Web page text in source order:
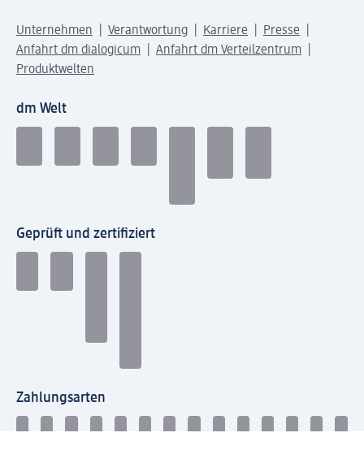
Unternehmen Verantwortung Karriere
Presse
Anfahrt dm dialogicum
Anfahrt dm Verteilzentrum
Produktwelten
dm Welt
Geprüft und zertifiziert
Zahlungsarten